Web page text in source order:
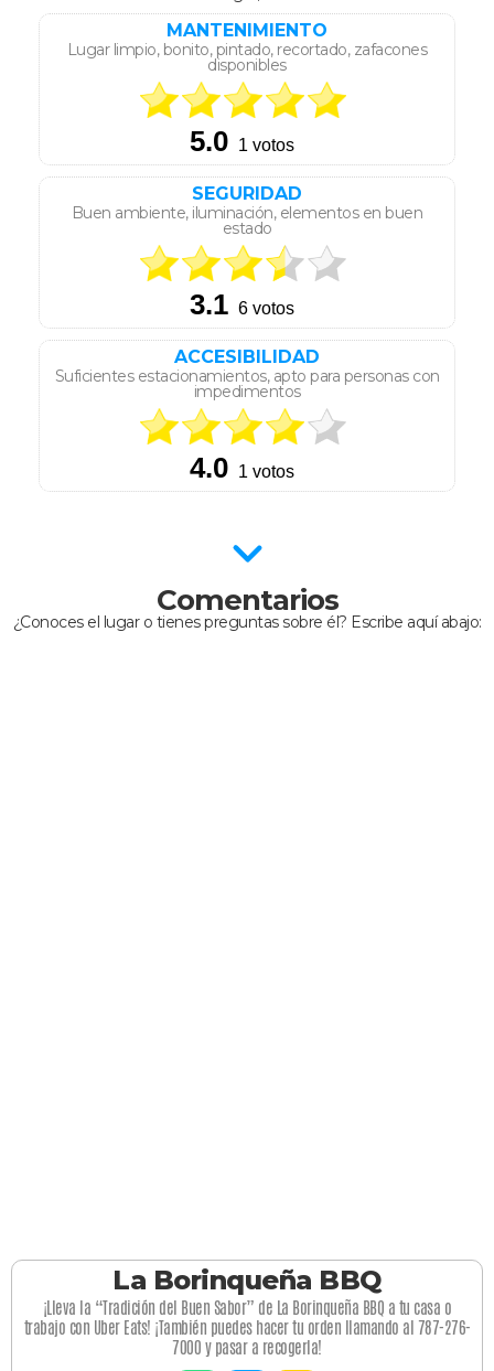
MANTENIMIENTO
Lugar limpio, bonito, pintado, recortado, zafacones
disponibles
SEGURIDAD
Buen ambiente, iluminación, elementos en buen
estado
ACCESIBILIDAD
Suficientes estacionamientos, apto para personas con
impedimentos
Comentarios
¿Conoces el lugar o tienes preguntas sobre él? Escribe aquí abajo:
La Borinqueña BBQ
¡Lleva la “Tradición del Buen Sabor” de La Borinqueña BBQ a tu casa o
trabajo con Uber Eats! ¡También puedes hacer tu orden llamando al 787-276-
7000 y pasar a recogerla!